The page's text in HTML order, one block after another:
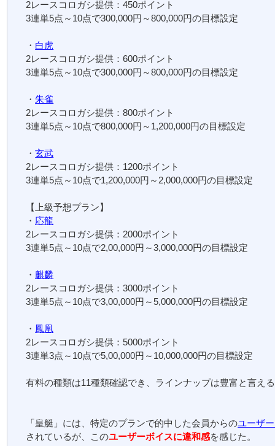
2レースコロガシ提供：450ポイント
3連単5点～10点で300,000円～800,000円の目標設定
・ 白虎
2レースコロガシ提供：600ポイント
3連単5点～10点で300,000円～800,000円の目標設定
・朱雀
2レースコロガシ提供：800ポイント
3連単5点～10点で800,000円～1,200,000円の目標設定
・玄武
2レースコロガシ提供：1200ポイント
3連単5点～10点で1,200,000円～2,000,000円の目標設定
【上級予想プラン】
・ 応龍
2レースコロガシ提供：2000ポイント
3連単5点～10点で2,00,000円～3,000,000円の目標設定
・ 麒麟
2レースコロガシ提供：3000ポイント
3連単5点～10点で3,00,000円～5,000,000円の目標設定
・ 鳳凰
2レースコロガシ提供：5000ポイント
3連単3点～10点で5,00,000円～10,000,000円の目標設定
有料の種類は11種類確認でき、ラインナップは豊富と言え
「皇艇」には、特定のプランで的中した会員からのユーザ
されているが、このユーザーボイスに違和感を感じた。